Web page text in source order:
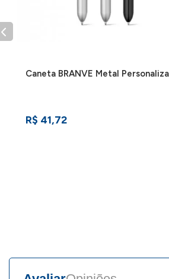
Caneta BRANVE Metal
R$ 41,72